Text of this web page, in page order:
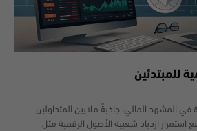
للمبتدئين
في المشهد المالي، جاذبةً ملايين المتداولين
استمرار ازدياد شعبية الأصول الرقمية مثل